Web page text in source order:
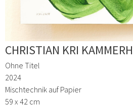
CHRISTIAN KRI
Ohne Titel
2024
Mischtechnik auf Papier
59 x 42 cm